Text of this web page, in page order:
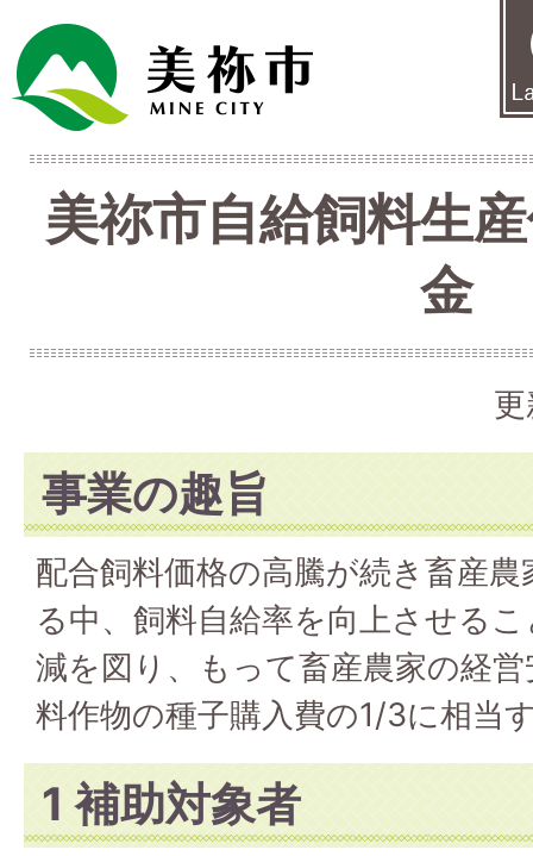
美祢市自給飼料生
金
事業の趣旨
配合飼料価格の高騰が続き畜産
る中、飼料自給率を向上させる
減を図り、もって畜産農家の経
料作物の種子購入費の1/3に相当
1 補助対象者